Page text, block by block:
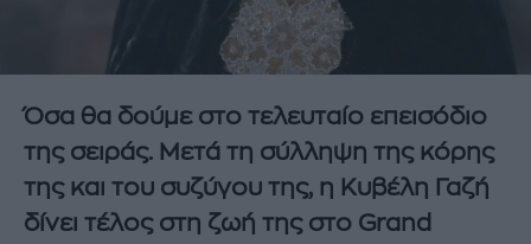
Όσα θα δούμε στο τελευταίο επεισόδιο
της σειράς. Mετά τη σύλληψη της κόρης
της και του συζύγου της, η Κυβέλη Γαζή
δίνει τέλος στη ζωή της στο Grand